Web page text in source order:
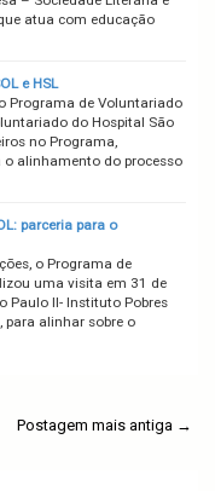
atua com educação
e HSL
Programa de Voluntariado
do Hospital São
no Programa,
alinhamento do processo
parceria para o
o Programa de
uma visita em 31 de
Paulo II- Instituto Pobres
para alinhar sobre o
Postagem mais antiga →